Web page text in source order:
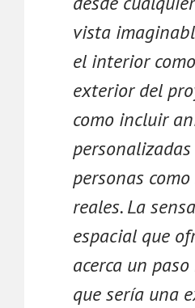
vista
el interior
exterior del
como incluir
personas
reales. La
espacial que
acerca un
que sería una